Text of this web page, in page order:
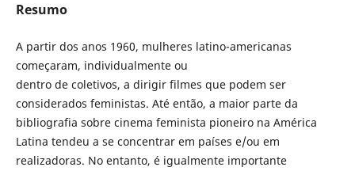
Resumo
A partir dos anos 1960, mulheres latino-americanas
começaram, individualmente ou
dentro de coletivos, a dirigir filmes que podem ser
considerados feministas. Até então, a maior parte da
bibliografia sobre cinema feminista pioneiro na América
Latina tendeu a se concentrar em países e/ou em
realizadoras. No entanto, é igualmente importante